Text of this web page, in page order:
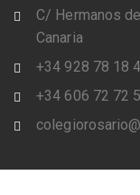
C/ Hermanos
Canaria
+34 928 78 18
+34 606 72 72